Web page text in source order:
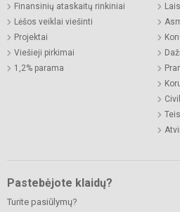
Finansinių ataskaitų rinkiniai
Lėšos veiklai viešinti
Projektai
Viešieji pirkimai
1,2% parama
Pastebėjote klaidų?
Turite pasiūlymų?